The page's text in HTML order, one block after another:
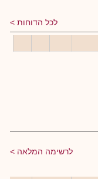
לכל הדוחות
לרשימה המלאה